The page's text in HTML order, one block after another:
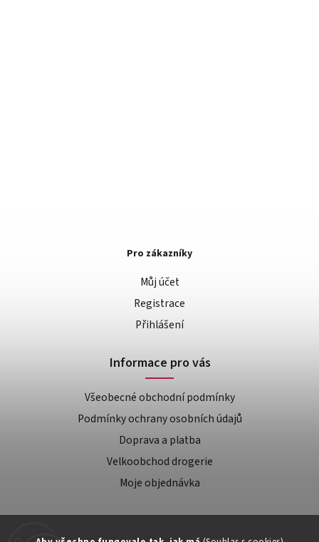
Pro zákazníky
Můj účet
Registrace
Přihlášení
Informace pro vás
Všeobecné obchodní podmínky
Podmínky ochrany osobních údajů
Doprava a platba
Velkoobchod drogerie
Moje objednávka